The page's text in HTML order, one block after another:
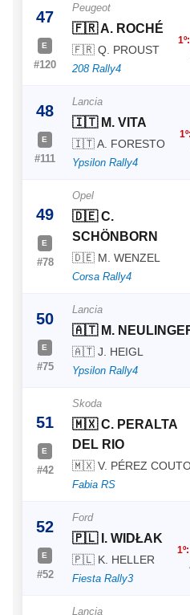
47
E
#120
Peugeot
🇫🇷 A. ROCHÉ
🇫🇷 Q. PROUST
208 Rally4
48
E
#111
Lancia
🇮🇹 M. VITA
🇮🇹 A. FORESTO
Ypsilon Rally4
49
E
#78
Opel
🇩🇪 C.
SCHÖNBORN
🇩🇪 M. WENZEL
Corsa Rally4
50
E
#75
Lancia
🇦🇹 M.
🇦🇹 J. HEIGL
Ypsilon Rally4
51
E
#42
Skoda
🇲🇽 C. PERALTA
DEL RIO
🇲🇽 V. PÉREZ
Fabia RS
52
E
#52
Ford
🇵🇱 I. WIDŁAK
🇵🇱 K. HELLER
Fiesta Rally3
Lancia